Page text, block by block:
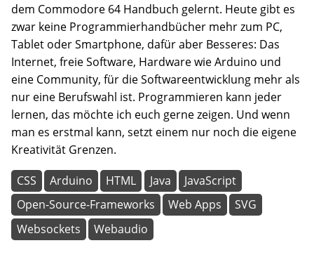
dem Commodore 64 Handbuch gelernt. Heute gibt es
zwar keine Programmierhandbücher mehr zum PC,
Tablet oder Smartphone, dafür aber Besseres: Das
Internet, freie Software, Hardware wie Arduino und
eine Community, für die Softwareentwicklung mehr als
nur eine Berufswahl ist. Programmieren kann jeder
lernen, das möchte ich euch gerne zeigen. Und wenn
man es erstmal kann, setzt einem nur noch die eigene
Kreativität Grenzen.
CSS Arduino HTML Java
JavaScript
Open-Source-Frameworks
Web Apps
SVG
Websockets
Webaudio